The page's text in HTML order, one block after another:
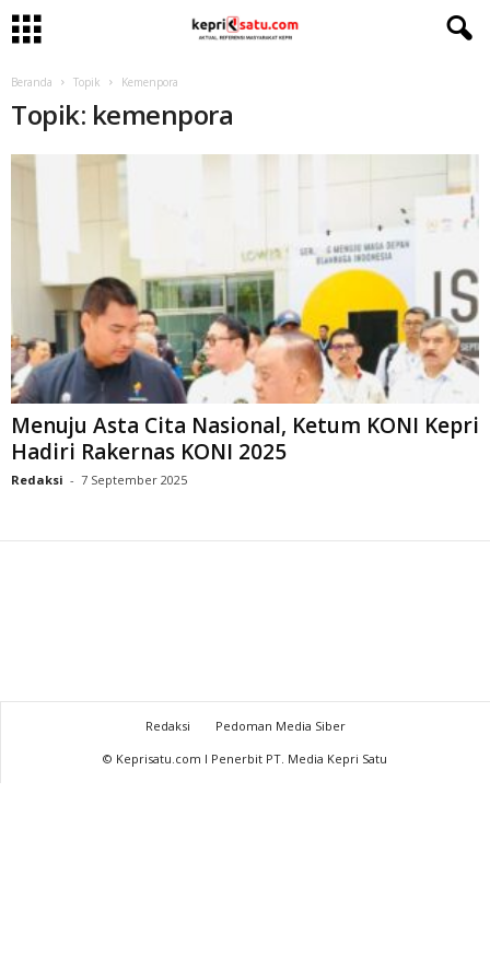
Beranda Topik Kemenpora
Topik: kemenpora
Menuju Asta Cita Nasional, Ketum KONI Kepri
Hadiri Rakernas KONI 2025
Redaksi - 7 September 2025
Redaksi
Pedoman Media Siber
© Keprisatu.com I Penerbit PT. Media Kepri Satu